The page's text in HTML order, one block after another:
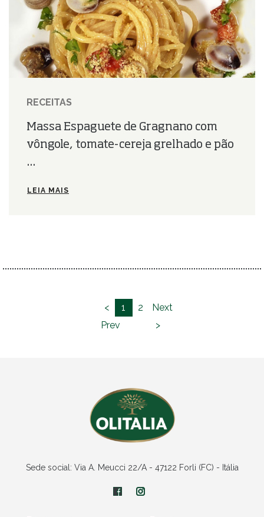
RECEITAS
Massa Espaguete de Gragnano com
vôngole, tomate-cereja grelhado e pão
...
LEIA MAIS
<
Prev
1 2
Next
>
Sede social: Via A. Meucci 22/A - 47122 Forli (FC) - Itália